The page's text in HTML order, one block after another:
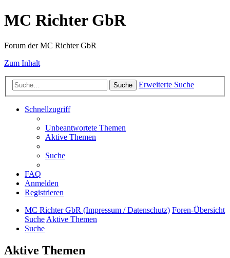
MC Richter GbR
Forum der MC Richter GbR
Zum Inhalt
Suche Erweiterte Suche
Schnellzugriff
Unbeantwortete Themen
Aktive Themen
Suche
FAQ
Anmelden
Registrieren
MC Richter GbR (Impressum / Datenschutz) Foren-Übersicht
SucheAktive Themen
Suche
Aktive Themen